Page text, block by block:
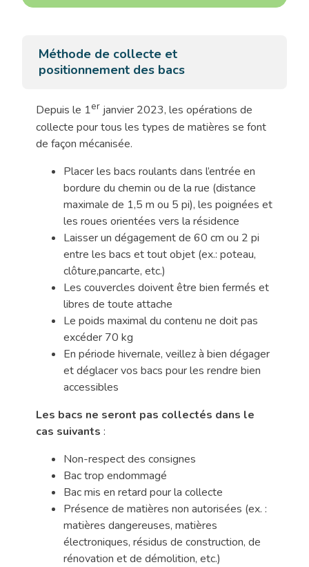
Méthode de collecte et
positionnement des bacs
Depuis le 1er janvier 2023, les opérations de
collecte pour tous les types de matières se font
de façon mécanisée.
Placer les bacs roulants dans l’entrée en
bordure du chemin ou de la rue (distance
maximale de 1,5 m ou 5 pi), les poignées et
les roues orientées vers la résidence
Laisser un dégagement de 60 cm ou 2 pi
entre les bacs et tout objet (ex.: poteau,
clôture,pancarte, etc.)
Les couvercles doivent être bien fermés et
libres de toute attache
Le poids maximal du contenu ne doit pas
excéder 70 kg
En période hivernale, veillez à bien dégager
et déglacer vos bacs pour les rendre bien
accessibles
Les bacs ne seront pas collectés dans le
cas suivants :
Non-respect des consignes
Bac trop endommagé
Bac mis en retard pour la collecte
Présence de matières non autorisées (ex. :
matières dangereuses, matières
électroniques, résidus de construction, de
rénovation et de démolition, etc.)